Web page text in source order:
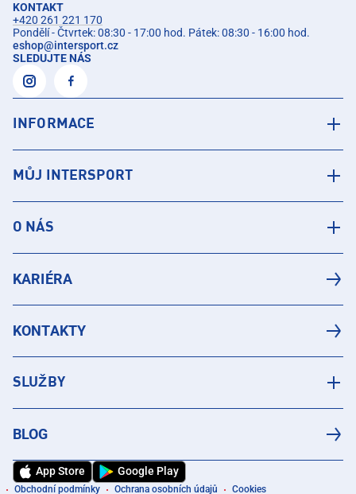
KONTAKT
+420 261 221 170
Pondělí - Čtvrtek: 08:30 - 17:00 hod. Pátek: 08:30 - 16:00 hod.
eshop@intersport.cz
SLEDUJTE NÁS
INFORMACE
MŮJ INTERSPORT
O NÁS
KARIÉRA
KONTAKTY
SLUŽBY
BLOG
App Store Google Play
Obchodní podmínky Ochrana osobních údajů Cookies